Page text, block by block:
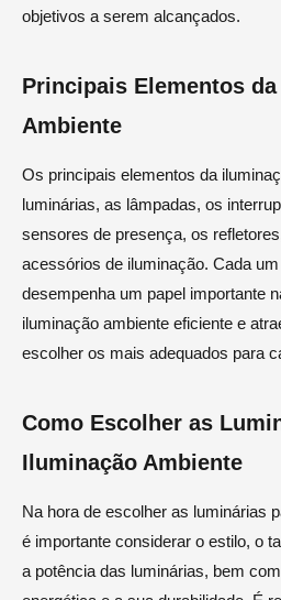
objetivos a serem alcançados.
Principais Elementos
Ambiente
Os principais elementos da
luminárias, as lâmpadas, os
sensores de presença, os
acessórios de iluminação. Cada
desempenha um papel importante
iluminação ambiente eficiente e
escolher os mais adequados para
Como Escolher as
Iluminação Ambiente
Na hora de escolher as luminárias
é importante considerar o estilo, o
a potência das luminárias, bem